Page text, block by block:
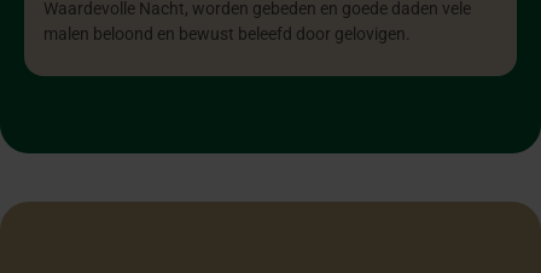
Waardevolle Nacht, worden gebeden en goede daden vele
malen beloond en bewust beleefd door gelovigen.